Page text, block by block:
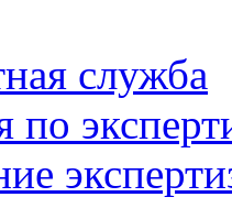
служба
по